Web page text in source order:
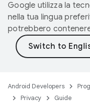
Google utilizza la
nella tua lingua
potrebbero
Android Developers
Privacy
Guide